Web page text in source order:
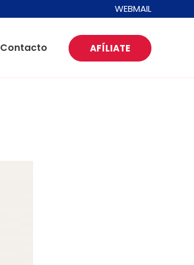
WEBMAIL
Contacto AFÍLIATE